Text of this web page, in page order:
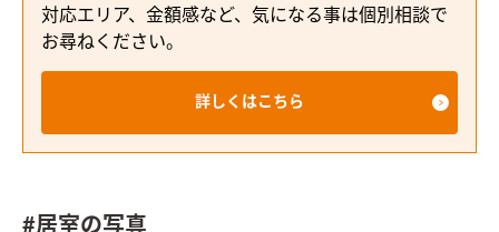
対応エリア、金額感など、気になる事は個別相談で
お尋ねください。
詳しくはこちら
#居室の写真